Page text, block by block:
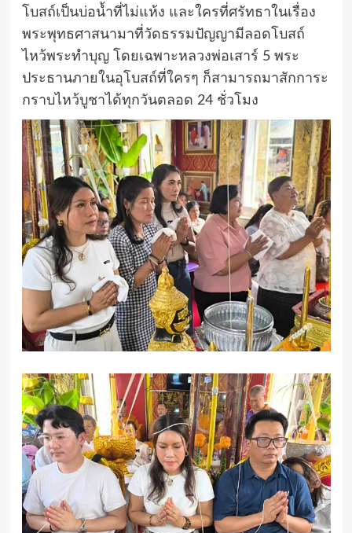
โบสถ์เป็นบ่อน้ำที่ไม่แห้ง และใครที่ศรัทธาในเรื่อง
พระพุทธศาสนามาที่วัดธรรมปัญญามีลอดโบสถ์
ไหว้พระทำบุญ โดยเฉพาะหลวงพ่อเสาร์ 5 พระ
ประธานภายในอุโบสถ์ที่ใครๆ ก็สามารถมาสักการะ
กราบไหว้บูชาได้ทุกวันตลอด 24 ชั่วโมง